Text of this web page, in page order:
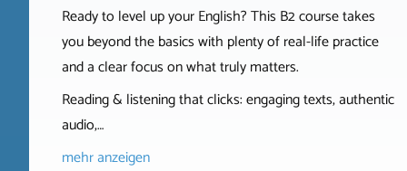
Ready to level up your English? This B2 course takes
you beyond the basics with plenty of real-life practice
and a clear focus on what truly matters.
Reading & listening that clicks: engaging texts, authentic
audio,…
mehr anzeigen